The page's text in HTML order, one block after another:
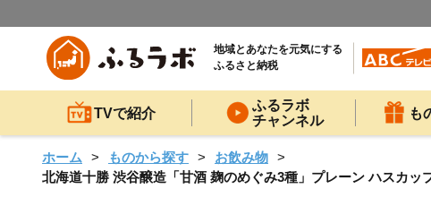
地域とあなたを元気にする
ふるさと納税
TVで紹介
ふるラボ
チャンネル
も
ホーム ものから探す
お飲み物
北海道十勝 渋谷醸造「甘酒 麹のめぐみ3種」プレーン ハスカ